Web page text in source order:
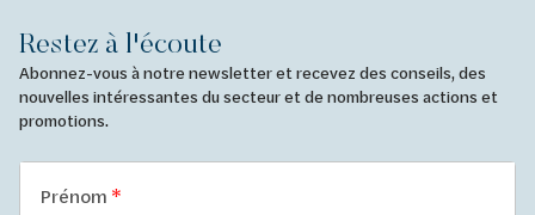
Restez à l'écoute
Abonnez-vous à notre newsletter et recevez des conseils, des
nouvelles intéressantes du secteur et de nombreuses actions et
promotions.
Prénom